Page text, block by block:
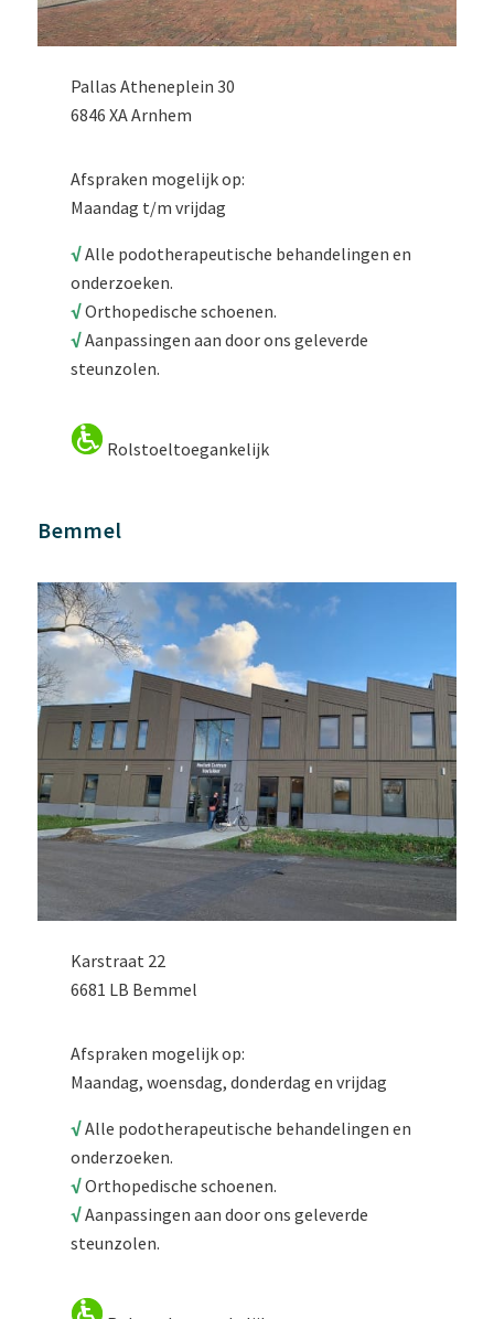
Pallas Atheneplein 30
6846 XA Arnhem
Afspraken mogelijk op:
Maandag t/m vrijdag
√Alle podotherapeutische behandelingen en
onderzoeken.
√Orthopedische schoenen.
√Aanpassingen aan door ons geleverde
steunzolen.
Rolstoeltoegankelijk
Bemmel
Karstraat 22
6681 LB Bemmel
Afspraken mogelijk op:
Maandag, woensdag, donderdag en vrijdag
√Alle podotherapeutische behandelingen en
onderzoeken.
√Orthopedische schoenen.
√Aanpassingen aan door ons geleverde
steunzolen.